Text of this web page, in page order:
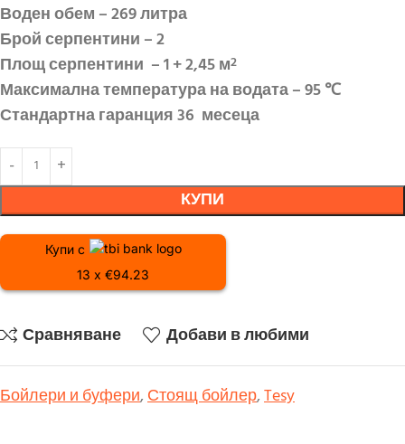
Воден обем – 269 литра
Брой серпентини – 2
Площ серпентини – 1 + 2,45 м2
Максимална температура на водата – 95℃
Стандартна гаранция 36 месеца
КУПИ
Купи с
13 x €94.23
Сравняване Добави в любими
Бойлери и буфери,Стоящ бойлер,Tesy